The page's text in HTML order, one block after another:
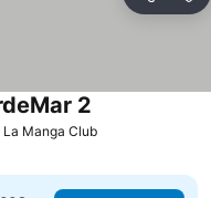
Manga ClubVer preços
2